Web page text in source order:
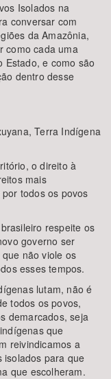
Isolados na
conversar com
da Amazônia,
como cada uma
Estado, e como são
dentro desse
Terra Indígena
o direito à
mais
todos os povos
respeite os
governo ser
não viole os
esses tempos.
lutam, não é
todos os povos,
demarcados, seja
que
reivindicamos a
isolados para que
que escolheram.